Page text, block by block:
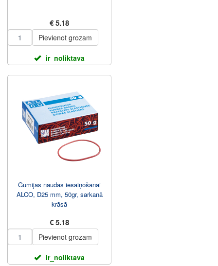
€ 5.18
Pievienot grozam
ir_noliktava
Gumijas naudas iesaiņošanai
ALCO, D25 mm, 50gr, sarkanā
krāsā
€ 5.18
Pievienot grozam
ir_noliktava